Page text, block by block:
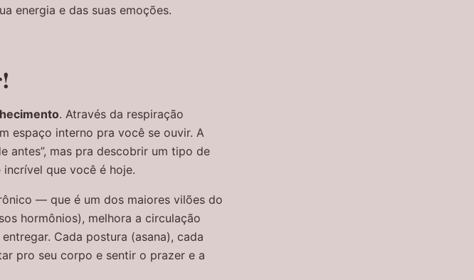
energia e das suas emoções.
. Através da respiração
espaço interno pra você se ouvir. A
antes”, mas pra descobrir um tipo de
que você é hoje.
— que é um dos maiores vilões do
hormônios), melhora a circulação
Cada postura (asana), cada
pro seu corpo e sentir o prazer e a